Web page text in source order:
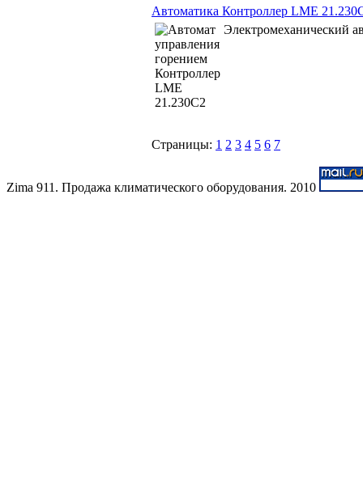
Автоматика Контроллер LME
Электромеханический
Страницы: 1 2 3 4 5 6 7
Zima 911. Продажа климатического оборудования. 2010